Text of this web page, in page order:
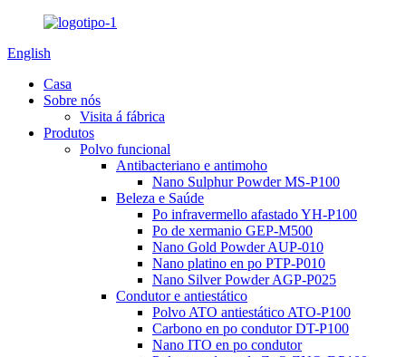
English
Casa
Sobre nós
Visita á fábrica
Produtos
Polvo funcional
Antibacteriano e antimoho
Nano Sulphur Powder MS-P100
Beleza e Saúde
Po infravermello afastado YH-P100
Po de xermanio GEP-M500
Nano Gold Powder AUP-010
Nano platino en po PTP-P010
Nano Silver Powder AGP-P025
Condutor e antiestático
Polvo ATO antiestático ATO-P100
Carbono en po condutor DT-P100
Nano ITO en po condutor